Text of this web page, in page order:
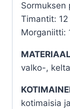
Sormuksen
Timantit:
Morganiitti:
valko-,
kotimaisia